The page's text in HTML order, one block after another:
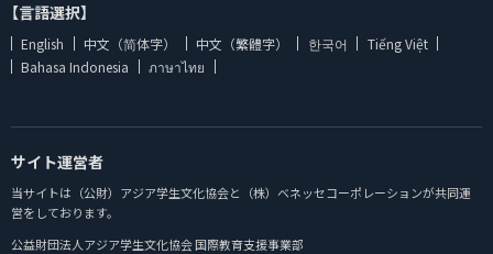
【言語選択】
English 中文（简体字） 中文（繁體字） 한국어
Tiếng Việt
Bahasa Indonesia
ภาษาไทย
サイト運営者
当サイトは（公財）アジア学生文化協会と（株）ベネッセコーポレーションが共同運
営をしております。
公益財団法人アジア学生文化協会 国際教育支援事業部